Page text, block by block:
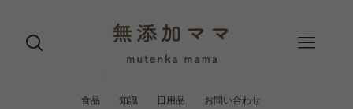
食品 知識 日用品 お問い合わせ